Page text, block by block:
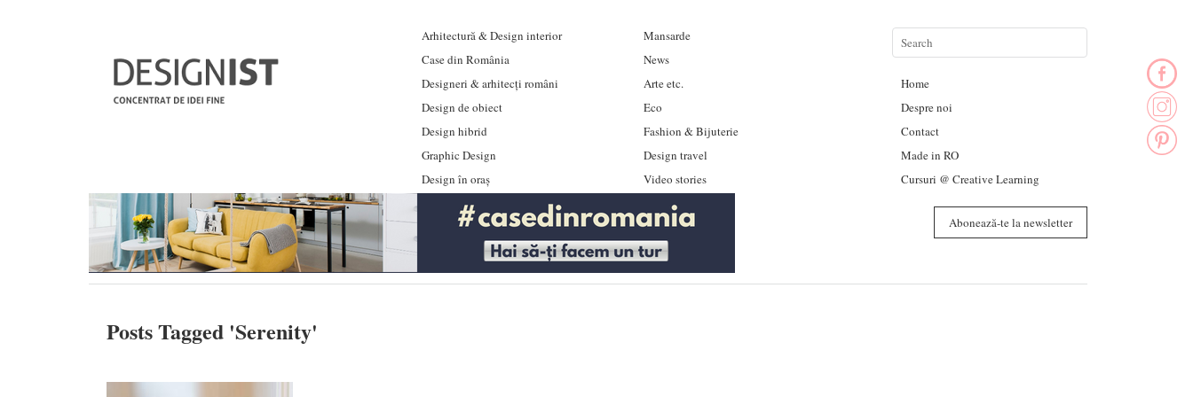
Arhitectură & Design interior
Case din România
Designeri & arhitecți români
Design de obiect
Design hibrid
Graphic Design
Design în oraș
Mansarde
News
Arte etc.
Eco
Fashion & Bijuterie
Design travel
Video stories
Home
Despre noi
Contact
Made in RO
Cursuri @ Creative Learning
Abonează-te la newsletter
Posts Tagged 'Serenity'